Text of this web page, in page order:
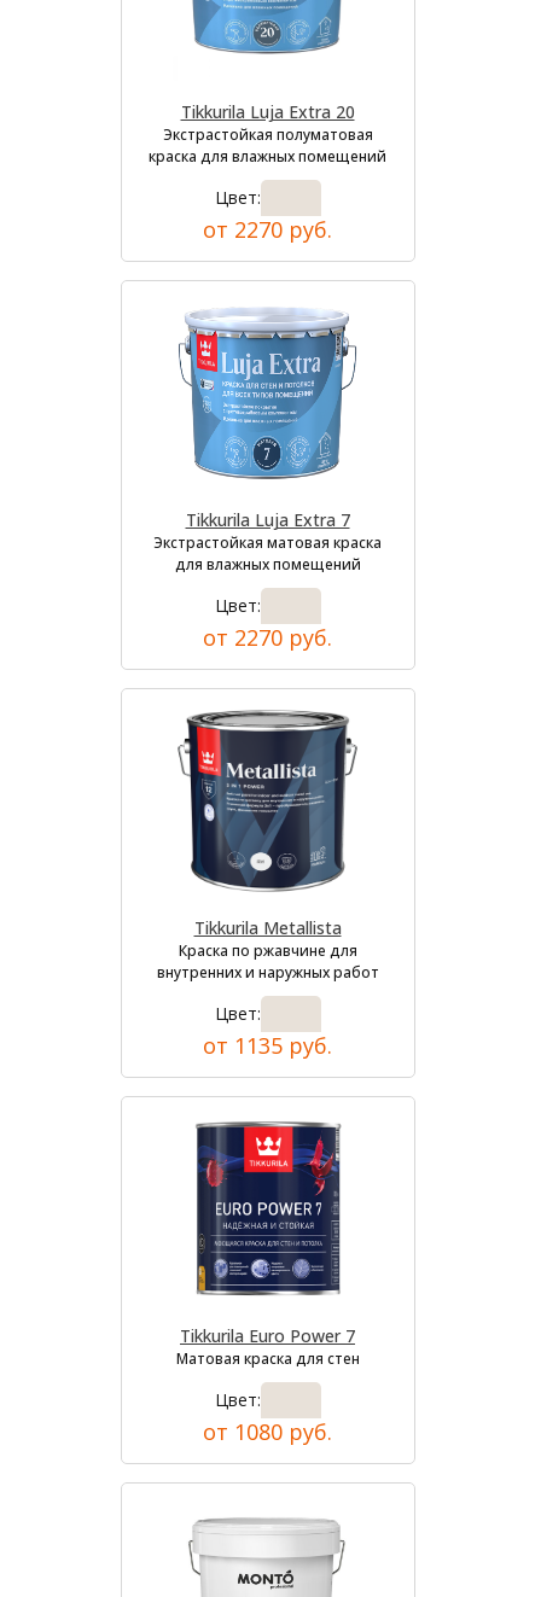
Tikkurila Luja Extra 20
Экстрастойкая полуматовая
краска для влажных помещений
Цвет:
от 2270 руб.
Tikkurila Luja Extra 7
Экстрастойкая матовая краска
для влажных помещений
Цвет:
от 2270 руб.
Tikkurila Metallista
Краска по ржавчине для
внутренних и наружных работ
Цвет:
от 1135 руб.
Tikkurila Euro Power 7
Матовая краска для стен
Цвет:
от 1080 руб.